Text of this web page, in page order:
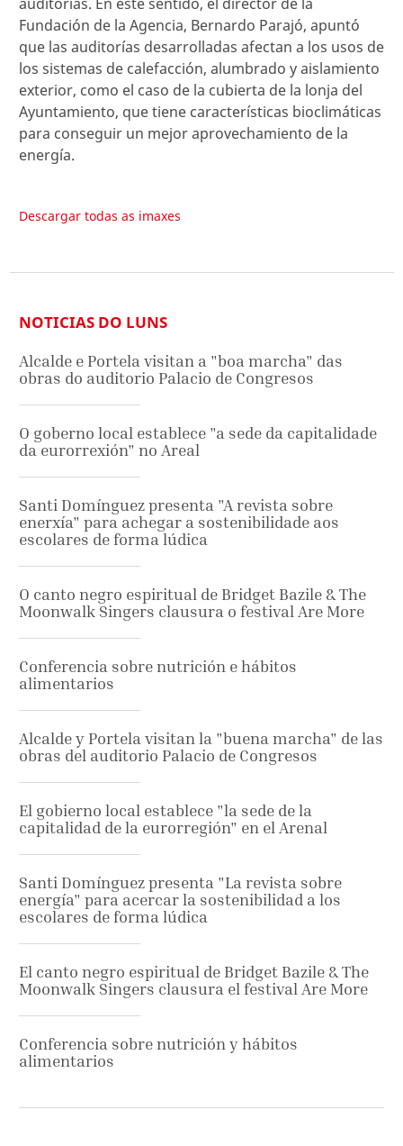
Fundación de la Agencia, Bernardo Parajó, apuntó
que las auditorías desarrolladas afectan a los usos de
los sistemas de calefacción, alumbrado y aislamiento
exterior, como el caso de la cubierta de la lonja del
Ayuntamiento, que tiene características bioclimáticas
para conseguir un mejor aprovechamiento de la
energía.
Descargar todas as imaxes
NOTICIAS DO LUNS
Alcalde e Portela visitan a "boa marcha" das
obras do auditorio Palacio de Congresos
O goberno local establece "a sede da capitalidade
da eurorrexión" no Areal
Santi Domínguez presenta "A revista sobre
enerxía" para achegar a sostenibilidade aos
escolares de forma lúdica
O canto negro espiritual de Bridget Bazile & The
Moonwalk Singers clausura o festival Are More
Conferencia sobre nutrición e hábitos
alimentarios
Alcalde y Portela visitan la "buena marcha" de las
obras del auditorio Palacio de Congresos
El gobierno local establece "la sede de la
capitalidad de la eurorregión" en el Arenal
Santi Domínguez presenta "La revista sobre
energía" para acercar la sostenibilidad a los
escolares de forma lúdica
El canto negro espiritual de Bridget Bazile & The
Moonwalk Singers clausura el festival Are More
Conferencia sobre nutrición y hábitos
alimentarios